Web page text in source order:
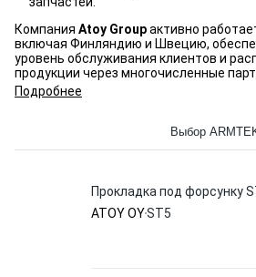
Компания Atoy Groupактивно
включая Финляндию и Швецию,
уровень обслуживания клиентов и
продукции через многочисленные
Подробнее
Выбор
Прокладка под форсунку
ATOY OYST5